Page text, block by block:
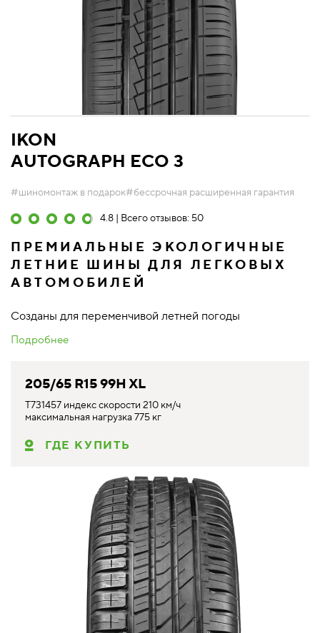
IKON
AUTOGRAPH ECO 3
#шиномонтаж в подарок#бессрочная расширенная гарантия
4.8 | Всего отзывов: 50
ПРЕМИАЛЬНЫЕ ЭКОЛОГИЧНЫЕ
ЛЕТНИЕ ШИНЫ ДЛЯ ЛЕГКОВЫХ
АВТОМОБИЛЕЙ
Созданы для переменчивой летней погоды
Подробнее
205/65 R15 99H XL
T731457 индекс скорости 210 км/ч
максимальная нагрузка 775 кг
ГДЕ КУПИТЬ